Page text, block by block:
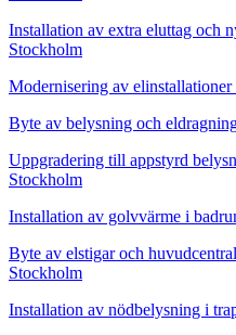
Installation av extra eluttag och
Stockholm
Modernisering av
Byte av belysning och
Uppgradering till appstyrd
Stockholm
Installation av golvvärme i
Byte av elstigar och
Stockholm
Installation av nödbelysning i